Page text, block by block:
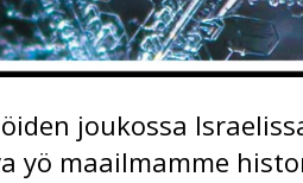
öiden joukossa
yö maailmamme